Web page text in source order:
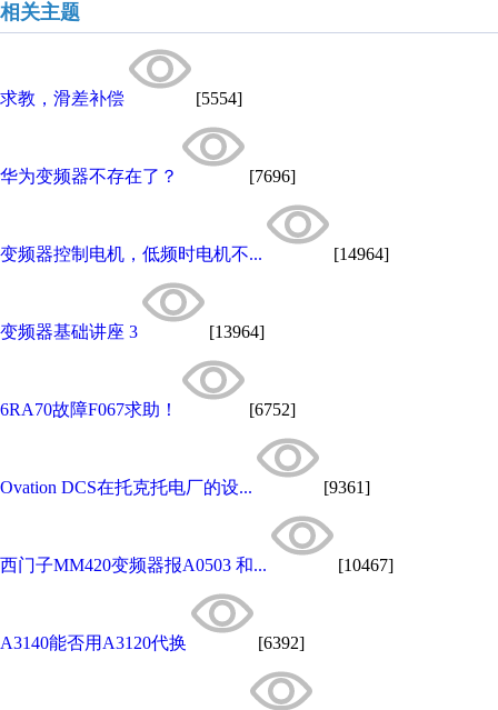
相关主题
求教，滑差补偿 [5554]
华为变频器不存在了？ [7696]
变频器控制电机，低频时电机不... [14964]
变频器基础讲座 3 [13964]
6RA70故障F067求助！ [6752]
Ovation DCS在托克托电厂的设... [9361]
西门子MM420变频器报A0503 和... [10467]
A3140能否用A3120代换 [6392]